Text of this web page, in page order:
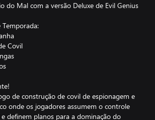
do Mal com a versão Deluxe de Evil Genius
Temporada:
Covil
de construção de covil de espionagem e
onde os jogadores assumem o controle
definem planos para a dominação do